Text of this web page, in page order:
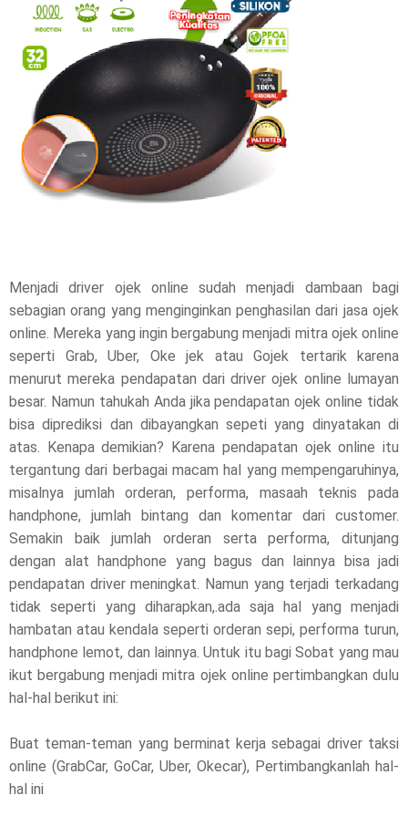
t
s
t
p
l
e
a
e
!
Menjadi driver ojek online sudah menjadi dambaan bagi
sebagian orang yang menginginkan penghasilan dari jasa ojek
online. Mereka yang ingin bergabung menjadi mitra ojek online
seperti Grab, Uber, Oke jek atau Gojek tertarik karena
menurut mereka pendapatan dari driver ojek online lumayan
besar. Namun tahukah Anda jika pendapatan ojek online tidak
bisa diprediksi dan dibayangkan sepeti yang dinyatakan di
atas. Kenapa demikian? Karena pendapatan ojek online itu
tergantung dari berbagai macam hal yang mempengaruhinya,
misalnya jumlah orderan, performa, masaah teknis pada
handphone, jumlah bintang dan komentar dari customer.
Semakin baik jumlah orderan serta performa, ditunjang
dengan alat handphone yang bagus dan lainnya bisa jadi
pendapatan driver meningkat. Namun yang terjadi terkadang
tidak seperti yang diharapkan,.ada saja hal yang menjadi
hambatan atau kendala seperti orderan sepi, performa turun,
handphone lemot, dan lainnya. Untuk itu bagi Sobat yang mau
ikut bergabung menjadi mitra ojek online pertimbangkan dulu
hal-hal berikut ini:
Buat teman-teman yang berminat kerja sebagai driver taksi
online (GrabCar, GoCar, Uber, Okecar), Pertimbangkanlah hal-
hal ini